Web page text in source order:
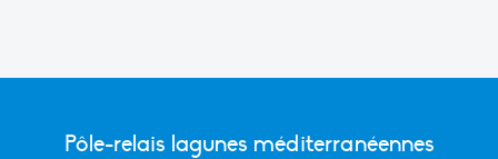
Pôle-relais lagunes méditerranéennes